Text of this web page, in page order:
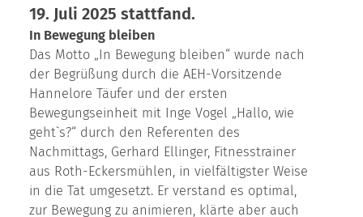
19. Juli 2025 stattfand.
In Bewegung bleiben
Das Motto „In Bewegung bleiben“ wurde nach
der Begrüßung durch die AEH-Vorsitzende
Hannelore Täufer und der ersten
Bewegungseinheit mit Inge Vogel „Hallo, wie
geht`s?“ durch den Referenten des
Nachmittags, Gerhard Ellinger, Fitnesstrainer
aus Roth-Eckersmühlen, in vielfältigster Weise
in die Tat umgesetzt. Er verstand es optimal,
zur Bewegung zu animieren, klärte aber auch